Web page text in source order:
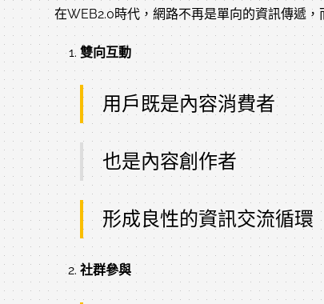
在WEB2.0時代，網路不再是單向的資訊傳遞
雙向互動
用戶既是內容消費者
也是內容創作者
形成良性的資訊交流循環
社群參與